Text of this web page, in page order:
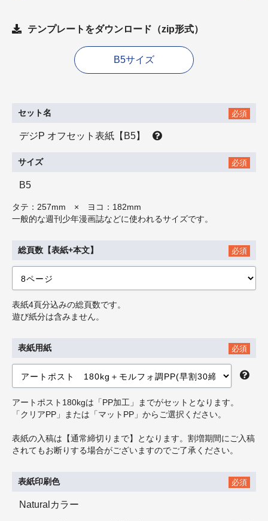
テンプレートをダウンロード（zip形式）
B5サイズ
セット名 必須
デジP オフセット表紙【B5】
サイズ 必須
B5
タテ：257mm × ヨコ：182mm
一般的な週刊少年漫画誌などに使われるサイズです。
総頁数【表紙+本文】 必須
表紙4頁分込みの総頁数です。
遊び紙分は含みません。
表紙用紙 必須
アートポスト180kgは「PP加工」までがセットとなります。
「クリアPP」または「マットPP」からご選択ください。
表紙の入稿は【通常締切りまで】となります。割増期間にご入稿
されてもお断りする場合がございますのでご了承ください。
表紙印刷色 必須
Naturalカラー